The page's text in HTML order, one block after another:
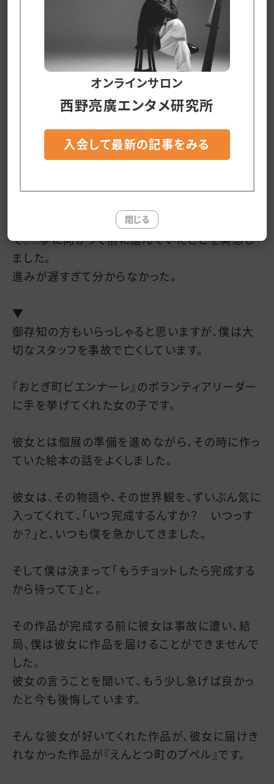
そしてやってきた幕張メッセ。
昨日の会場設営で目の前に広がっていたのは、あ
の日(ほぼ誰からも相手にされなかった日)に見
た『えんとつ町』でした。
そこにはエンターテイメントがあって、お店があっ
て…そして今日この町には１万人を超える人が集
まって、呑んだり食ったり歌ったり踊ったり笑った
あの日見た『えんとつ町』が今、僕の目の前にあっ
て……夢に向かって前に進んでいたことを実感し
ました。
進みが遅すぎて分からなかった。
▼
御存知の方もいらっしゃると思いますが、僕は大
切なスタッフを事故で亡くしています。
『おとぎ町ビエンナーレ』のボランティアリーダー
に手を挙げてくれた女の子です。
彼女とは個展の準備を進めながら、その時に作っ
ていた絵本の話をよくしました。
彼女は、その物語や、その世界観を、ずいぶん気に
入ってくれて、「いつ完成するんすか？ いつっす
か？」と、いつも僕を急かしてきました。
そして僕は決まって「もうチョットしたら完成する
から待ってて」と。
その作品が完成する前に彼女は事故に遭い、結
局、僕は彼女に作品を届けることができませんで
した。
彼女の言うことを聞いて、もう少し急げば良かっ
たと今も後悔しています。
そんな彼女が好いてくれた作品が、彼女に届けき
れなかった作品が『えんとつ町のプペル』です。
オンラインサロン
西野亮廣エンタメ研究所
入会して最新の記事をみる
閉じる